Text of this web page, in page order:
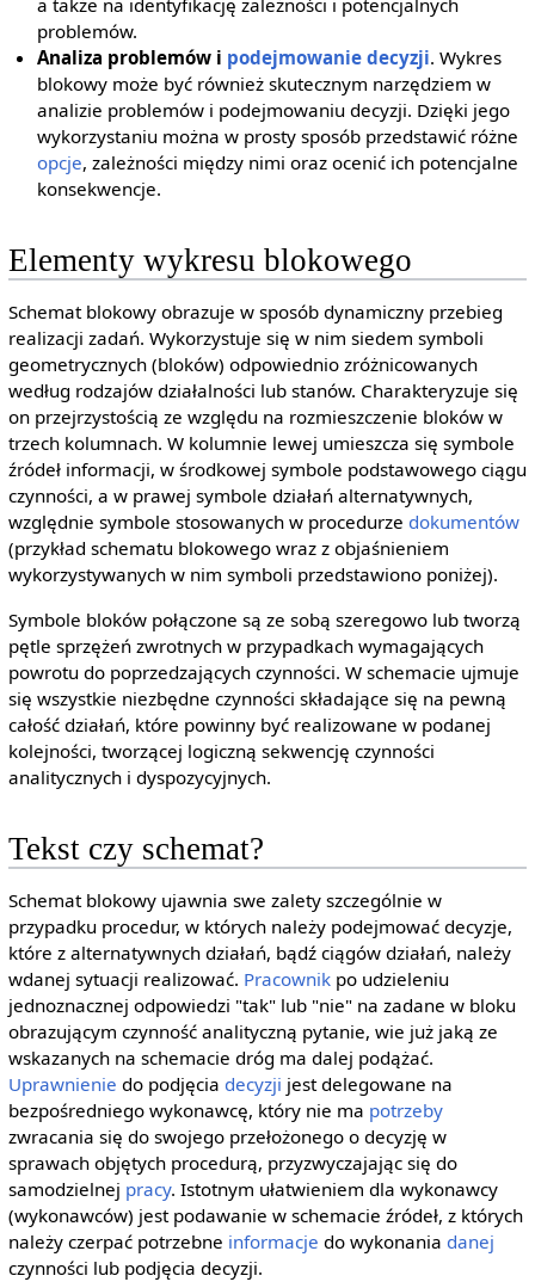
a także na identyfikację zależności i potencjalnych
problemów.
Analiza problemów i podejmowanie decyzji. Wykres
blokowy może być również skutecznym narzędziem w
analizie problemów i podejmowaniu decyzji. Dzięki jego
wykorzystaniu można w prosty sposób przedstawić różne
opcje, zależności między nimi oraz ocenić ich potencjalne
konsekwencje.
Elementy wykresu blokowego
Schemat blokowy obrazuje w sposób dynamiczny przebieg
realizacji zadań. Wykorzystuje się w nim siedem symboli
geometrycznych (bloków) odpowiednio zróżnicowanych
według rodzajów działalności lub stanów. Charakteryzuje się
on przejrzystością ze względu na rozmieszczenie bloków w
trzech kolumnach. W kolumnie lewej umieszcza się symbole
źródeł informacji, w środkowej symbole podstawowego ciągu
czynności, a w prawej symbole działań alternatywnych,
względnie symbole stosowanych w procedurze dokumentów
(przykład schematu blokowego wraz z objaśnieniem
wykorzystywanych w nim symboli przedstawiono poniżej).
Symbole bloków połączone są ze sobą szeregowo lub tworzą
pętle sprzężeń zwrotnych w przypadkach wymagających
powrotu do poprzedzających czynności. W schemacie ujmuje
się wszystkie niezbędne czynności składające się na pewną
całość działań, które powinny być realizowane w podanej
kolejności, tworzącej logiczną sekwencję czynności
analitycznych i dyspozycyjnych.
Tekst czy schemat?
Schemat blokowy ujawnia swe zalety szczególnie w
przypadku procedur, w których należy podejmować decyzje,
które z alternatywnych działań, bądź ciągów działań, należy
wdanej sytuacji realizować. Pracownikpo udzieleniu
jednoznacznej odpowiedzi "tak" lub "nie" na zadane w bloku
obrazującym czynność analityczną pytanie, wie już jaką ze
wskazanych na schemacie dróg ma dalej podążać.
Uprawnienie do podjęcia decyzji jest delegowane na
bezpośredniego wykonawcę, który nie ma potrzeby
zwracania się do swojego przełożonego o decyzję w
sprawach objętych procedurą, przyzwyczajając się do
samodzielnej pracy. Istotnym ułatwieniem dla wykonawcy
(wykonawców) jest podawanie w schemacie źródeł, z których
należy czerpać potrzebne informacje do wykonania danej
czynności lub podjęcia decyzji.